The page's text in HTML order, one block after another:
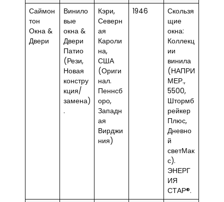
Саймон
тон
Окна &
Двери
Винило
вые
окна &
Двери
Патио
(Рези,
Новая
констру
кция/
замена)
.
Кэри,
Северн
ая
Кароли
на,
США
(Ориги
нал.
Пеннсб
оро,
Западн
ая
Вирджи
ния)
1946
Скользя
щие
окна:
Коллекц
ии
винила
(НАПРИ
МЕР.,
5500,
Штормб
рейкер
Плюс,
Дневно
й
светМак
с).
ЭНЕРГ
ИЯ
СТАР®.